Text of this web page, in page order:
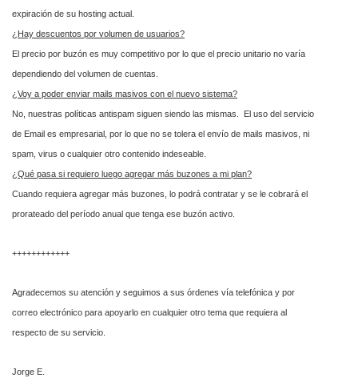
expiración de su hosting actual.
¿Hay descuentos por volumen de usuarios?
El precio por buzón es muy competitivo por lo que el precio unitario no varía
dependiendo del volumen de cuentas.
¿Voy a poder enviar mails masivos con el nuevo sistema?
No, nuestras políticas antispam siguen siendo las mismas. El uso del servicio
de Email es empresarial, por lo que no se tolera el envío de mails masivos, ni
spam, virus o cualquier otro contenido indeseable.
¿Qué pasa si requiero luego agregar más buzones a mi plan?
Cuando requiera agregar más buzones, lo podrá contratar y se le cobrará el
prorateado del período anual que tenga ese buzón activo.
++++++++++++
Agradecemos su atención y seguimos a sus órdenes vía telefónica y por
correo electrónico para apoyarlo en cualquier otro tema que requiera al
respecto de su servicio.
Jorge E.